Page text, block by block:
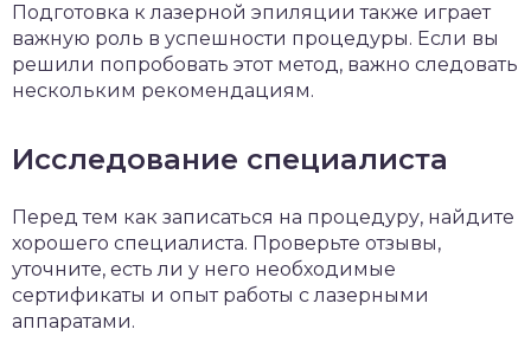
Подготовка к лазерной эпиляции также играет
важную роль в успешности процедуры. Если вы
решили попробовать этот метод, важно следовать
нескольким рекомендациям.
Исследование специалиста
Перед тем как записаться на процедуру, найдите
хорошего специалиста. Проверьте отзывы,
уточните, есть ли у него необходимые
сертификаты и опыт работы с лазерными
аппаратами.